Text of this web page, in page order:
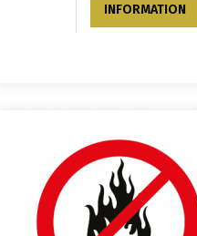
INFORMATION